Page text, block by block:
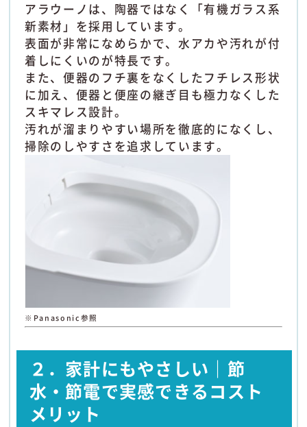
アラウーノは、陶器ではなく「有機ガラス系
新素材」を採用しています。
表面が非常になめらかで、水アカや汚れが付
着しにくいのが特長です。
また、便器のフチ裏をなくしたフチレス形状
に加え、便器と便座の継ぎ目も極力なくした
スキマレス設計。
汚れが溜まりやすい場所を徹底的になくし、
掃除のしやすさを追求しています。
※Panasonic参照
２．家計にもやさしい｜節
水・節電で実感できるコスト
メリット